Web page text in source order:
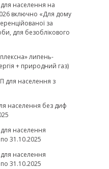
населення на
включно «Для дому
за
для безоблікового
липень-
+ природний газ)
для населення з
населення без диф
населення
31.10.2025
населення
31.10.2025